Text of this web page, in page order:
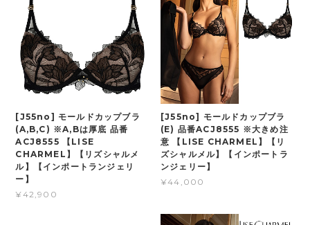
[J55no] モールドカップブラ
(A,B,C) ※A,Bは厚底 品番
ACJ8555 【LISE
CHARMEL】【リズシャルメ
ル】【インポートランジェリ
ー】
¥42,900
[J55no] モールドカップブラ
(E) 品番ACJ8555 ※大きめ注
意 【LISE CHARMEL】【リ
ズシャルメル】【インポートラ
ンジェリー】
¥44,000